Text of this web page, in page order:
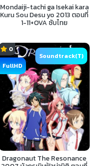
Mondaiji-tachi ga Isekai kara
Kuru Sou Desu yo 2013 ตอนที่
1-11+OVA ซับไทย
0
FullHD
Soundtrack(T)
Dragonaut The Resonance